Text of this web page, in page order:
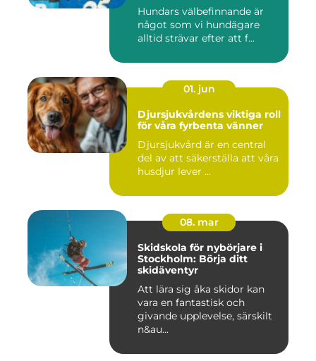
Hundars välbefinnande är
något som vi hundägare
alltid strävar efter att f...
01. jun
Djursjukvårdens viktiga roll
för våra fyrbenta vänner
Djursjukvård är en central
del av att säkerställa att våra
husdjur lever ...
08. mar
Skidskola för nybörjare i
Stockholm: Börja ditt
skidäventyr
Att lära sig åka skidor kan
vara en fantastisk och
givande upplevelse, särskilt
n&au...